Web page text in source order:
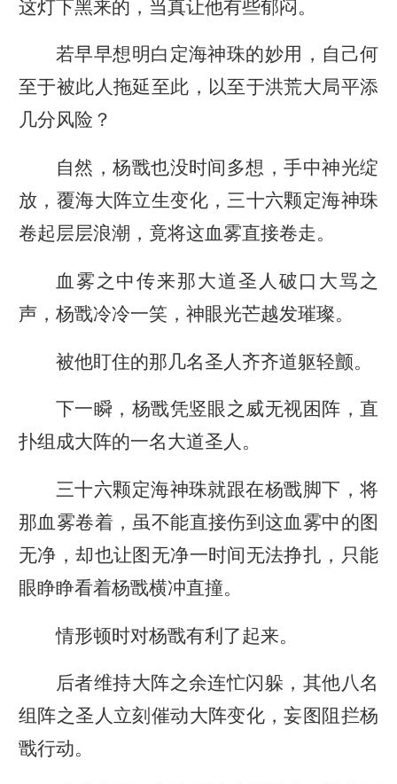
这灯下黑来的，当真让他有些郁闷。
若早早想明白定海神珠的妙用，自己何
至于被此人拖延至此，以至于洪荒大局平添
几分风险？
自然，杨戬也没时间多想，手中神光绽
放，覆海大阵立生变化，三十六颗定海神珠
卷起层层浪潮，竟将这血雾直接卷走。
血雾之中传来那大道圣人破口大骂之
声，杨戬冷冷一笑，神眼光芒越发璀璨。
被他盯住的那几名圣人齐齐道躯轻颤。
下一瞬，杨戬凭竖眼之威无视困阵，直
扑组成大阵的一名大道圣人。
三十六颗定海神珠就跟在杨戬脚下，将
那血雾卷着，虽不能直接伤到这血雾中的图
无净，却也让图无净一时间无法挣扎，只能
眼睁睁看着杨戬横冲直撞。
情形顿时对杨戬有利了起来。
后者维持大阵之余连忙闪躲，其他八名
组阵之圣人立刻催动大阵变化，妄图阻拦杨
戬行动。